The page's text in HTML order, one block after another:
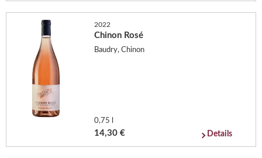
2022
Chinon Rosé
Baudry, Chinon
0,75 l
14,30 € Details